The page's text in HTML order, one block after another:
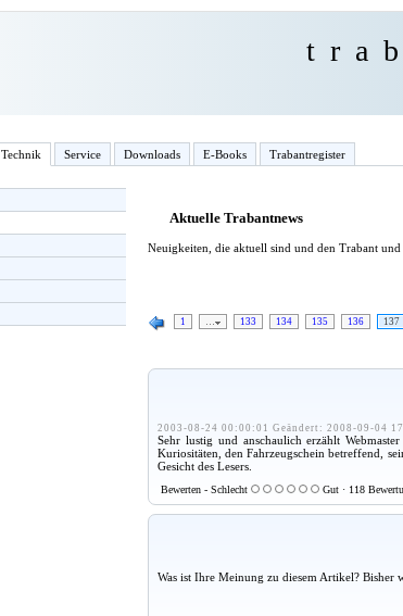
Technik Service Downloads E-Books Trabantregister
Aktuelle Trabantnews
Neuigkeiten, die aktuell sind und den Trabant und
1 … 133 134 135 136 137
2003-08-24 00:00:01 Geändert: 2008-09-04
Sehr lustig und anschaulich erzählt
Kuriositäten, den Fahrzeugschein betreffend,
Gesicht des Lesers.
Bewerten - Schlecht Gut · 118
Was ist Ihre Meinung zu diesem Artikel? Bisher